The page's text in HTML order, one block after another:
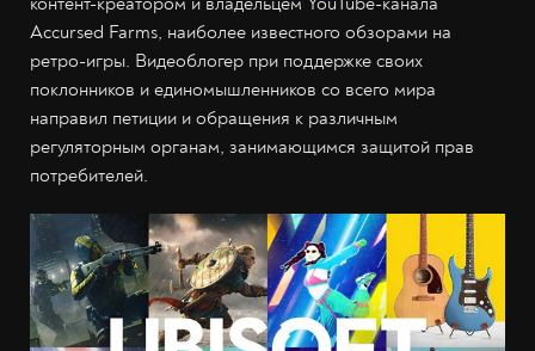
Accursed Farms, наиболее известного обзорами на
ретро-игры. Видеоблогер при поддержке своих
поклонников и единомышленников со всего мира
направил петиции и обращения к различным
регуляторным органам, занимающимся защитой прав
потребителей.